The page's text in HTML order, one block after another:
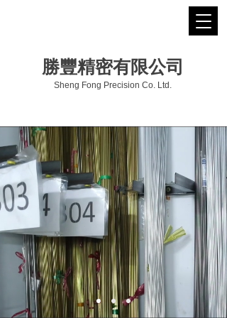
勝豐精密有限公司
Sheng Fong Precision Co. Ltd.